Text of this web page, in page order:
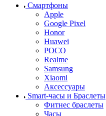
Смартфоны
Apple
Google Pixel
Honor
Huawei
POCO
Realme
Samsung
Xiaomi
Аксессуары
Smart-часы и Браслеты
Фитнес браслеты
Часы